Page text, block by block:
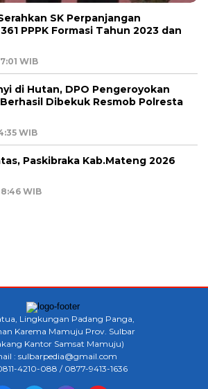
SK Perpanjangan
PPPK Formasi Tahun 2023 dan
WIB
di Hutan, DPO Pengeroyokan
Dibekuk Resmob Polresta
WIB
Paskibraka Kab.Mateng 2026
WIB
Lingkungan Padang Panga,
Karema Mamuju Prov. Sulbar
Kantor Samsat Mamuju)
: sulbarpedia@gmail.com
4210-088 / 0877-9413-1636